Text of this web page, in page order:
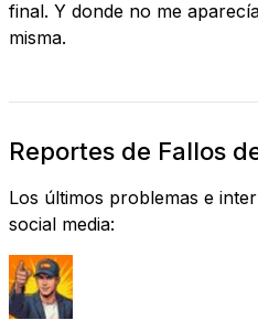
final. Y donde no me
misma.
Reportes de Fallos
Los últimos problemas e
social media: